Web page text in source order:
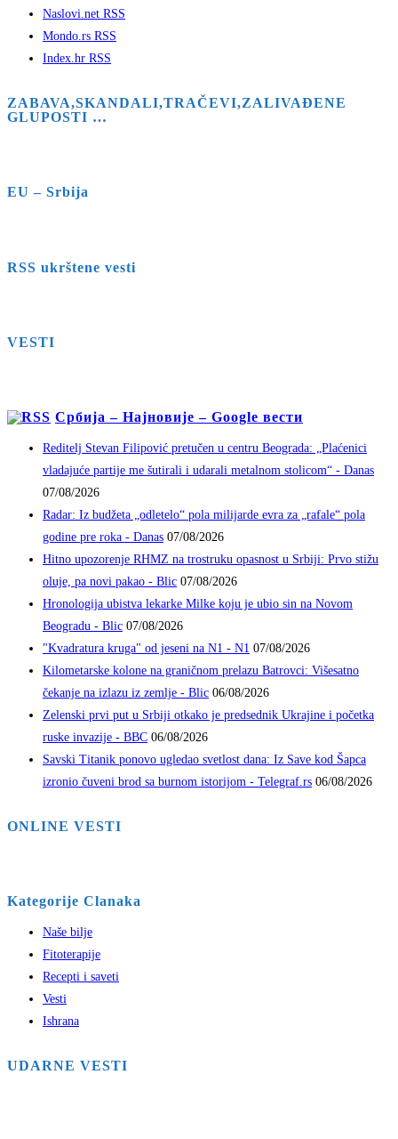
Naslovi.net RSS
Mondo.rs RSS
Index.hr RSS
ZABAVA,SKANDALI,TRAČEVI,ZALIVAĐENE
GLUPOSTI …
EU – Srbija
RSS ukrštene vesti
VESTI
Србија – Најновије – Google вести
Reditelj Stevan Filipović pretučen u centru Beograda: „Plaćenici
vladajuće partije me šutirali i udarali metalnom stolicom“ - Danas
07/08/2026
Radar: Iz budžeta „odletelo“ pola milijarde evra za „rafale“ pola
godine pre roka - Danas 07/08/2026
Hitno upozorenje RHMZ na trostruku opasnost u Srbiji: Prvo stižu
oluje, pa novi pakao - Blic 07/08/2026
Hronologija ubistva lekarke Milke koju je ubio sin na Novom
Beogradu - Blic 07/08/2026
"Kvadratura kruga" od jeseni na N1 - N1 07/08/2026
Kilometarske kolone na graničnom prelazu Batrovci: Višesatno
čekanje na izlazu iz zemlje - Blic 06/08/2026
Zelenski prvi put u Srbiji otkako je predsednik Ukrajine i početka
ruske invazije - BBC 06/08/2026
Savski Titanik ponovo ugledao svetlost dana: Iz Save kod Šapca
izronio čuveni brod sa burnom istorijom - Telegraf.rs 06/08/2026
ONLINE VESTI
Kategorije Clanaka
Naše bilje
Fitoterapije
Recepti i saveti
Vesti
Ishrana
UDARNE VESTI